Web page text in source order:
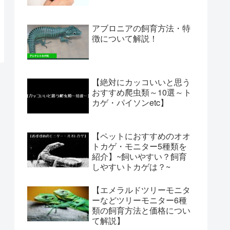
アブロニアの飼育方法・特
徴について解説！
【絶対にカッコいいと思う
おすすめ爬虫類～10選～ト
カゲ・パイソンetc】
【ペットにおすすめのオオ
トカゲ・モニター5種類を
紹介】~飼いやすい？飼育
しやすいトカゲは？~
【エメラルドツリーモニタ
ーなどツリーモニター6種
類の飼育方法と価格につい
て解説】